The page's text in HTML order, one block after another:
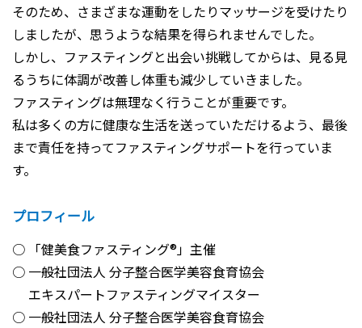
そのため、さまざまな運動をしたりマッサージを受けたり
しましたが、思うような結果を得られませんでした。
しかし、ファスティングと出会い挑戦してからは、見る見
るうちに体調が改善し体重も減少していきました。
ファスティングは無理なく行うことが重要です。
私は多くの方に健康な生活を送っていただけるよう、最後
まで責任を持ってファスティングサポートを行っていま
す。
プロフィール
「健美食ファスティング®」主催
一般社団法人 分子整合医学美容食育協会
エキスパートファスティングマイスター
一般社団法人 分子整合医学美容食育協会